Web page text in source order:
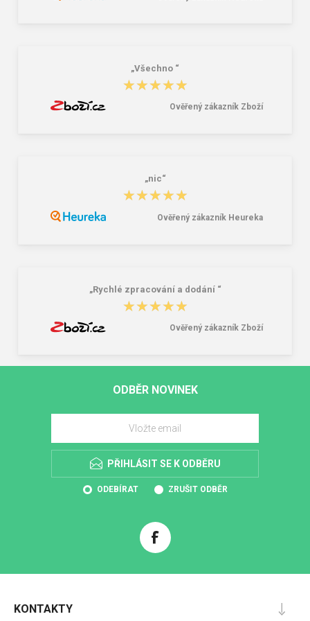
„Všechno “
★★★★★
★★★★★
Ověřený zákazník Zboží
„nic“
★★★★★
★★★★★
Ověřený zákazník Heureka
„Rychlé zpracování a dodání “
★★★★★
★★★★★
Ověřený zákazník Zboží
ODBĚR NOVINEK
PŘIHLÁSIT SE K ODBĚRU
ODEBÍRAT ZRUŠIT ODBĚR
KONTAKTY